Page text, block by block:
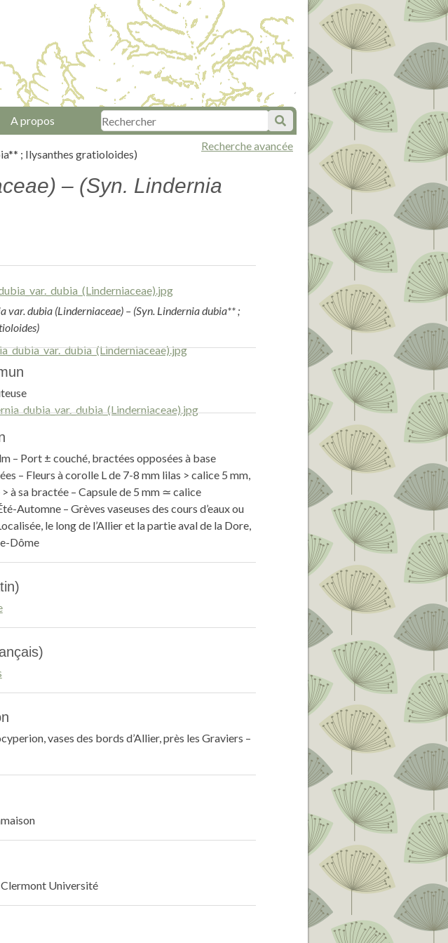
Recherche avancée
A propos
; Ilysanthes gratioloides)
– (Syn. Lindernia
var. dubia (Linderniaceae) – (Syn. Lindernia dubia** ;
– Port ± couché, bractées opposées à base
– Fleurs à corolle L de 7-8 mm lilas > calice 5 mm,
à sa bractée – Capsule de 5 mm ≃ calice
Automne – Grèves vaseuses des cours d’eaux ou
le long de l’Allier et la partie aval de la Dore,
Dôme
vases des bords d’Allier, près les Graviers –
Université